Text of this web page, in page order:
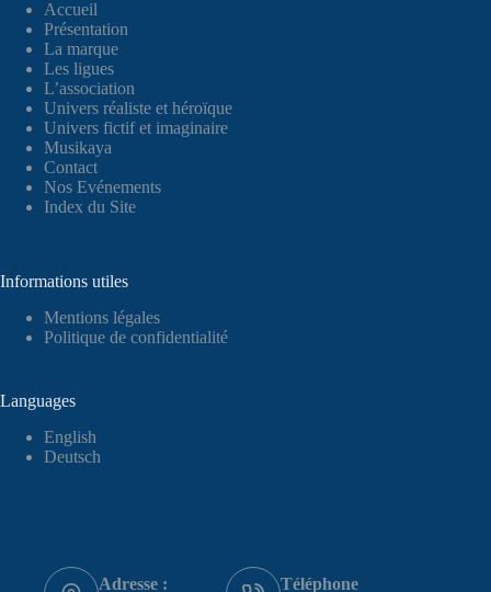
Accueil
Présentation
La marque
Les ligues
L’association
Univers réaliste et héroïque
Univers fictif et imaginaire
Musikaya
Contact
Nos Evénements
Index du Site
Informations utiles
Mentions légales
Politique de confidentialité
Languages
English
Deutsch
Adresse : Téléphone